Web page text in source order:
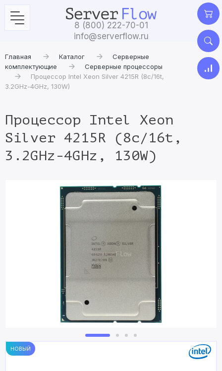
8 (800) 222-70-01
info@serverflow.ru
Главная Каталог
Серверные
комплектующие
Серверные процессоры
Процессор Intel Xeon Silver 4215R (8c/16t,
3.2GHz-4GHz, 130W)
Процессор Intel Xeon
Silver 4215R (8c/16t,
3.2GHz-4GHz, 130W)
НОВЫЙ